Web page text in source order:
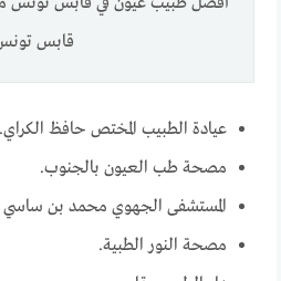
قابس
عيادة الطبيب المختص حافظ الكراي.
مصحة طب العيون بالجنوب.
المستشفى الجهوي محمد بن
مصحة النور الطبية.